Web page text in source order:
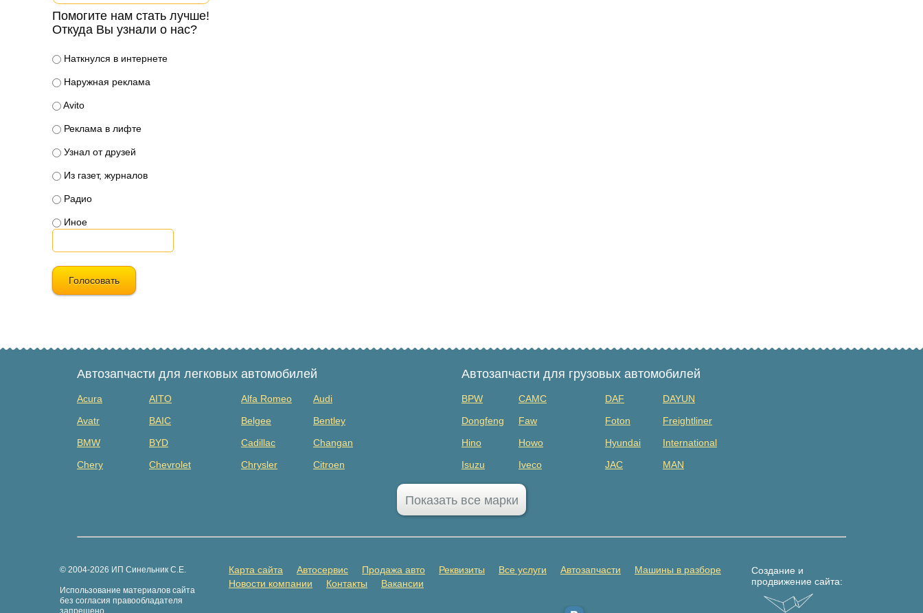
Помогите нам стать лучше!
Откуда Вы узнали о нас?
Наткнулся в интернете
Наружная реклама
Avito
Реклама в лифте
Узнал от друзей
Из газет, журналов
Радио
Иное
Голосовать
Автозапчасти для легковых автомобилей
Acura AITO Alfa Romeo
Audi
Avatr
BAIC Belgee
Bentley
BMW
BYD Cadillac
Changan
Chery
Chevrolet Chrysler
Citroen
Great Wall
Haima Haval
Honda
Hongqi
Hummer
Автозапчасти для грузовых автомобилей
BPW CAMC DAF
DAYUN
Dongfeng
Faw Foton
Freightliner
Hino
Howo Hyundai
International
Isuzu
Iveco JAC
MAN
MAZ
Mercedes Benz
Scania
Прицепы
Показать все марки
© 2004-2026 ИП Синельник С.Е.
Использование материалов сайта
без согласия правообладателя
запрещено
Карта сайта Автосервис Продажа авто Реквизиты Все услуги Автозапчасти
Машины в разборе
Новости компании
Контакты Вакансии
Создание и
продвижение сайта: